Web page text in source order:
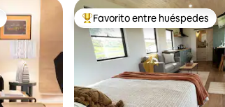
Favorito entre huéspedes
Favorito entre huéspedes